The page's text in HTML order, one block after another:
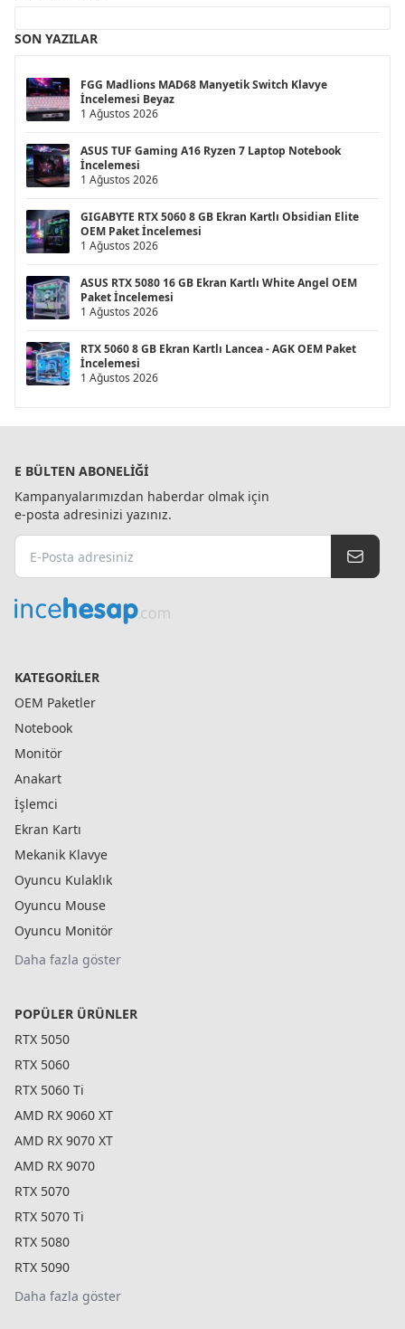
SON YAZILAR
FGG Madlions MAD68 Manyetik Switch Klavye
İncelemesi Beyaz
1 Ağustos 2026
ASUS TUF Gaming A16 Ryzen 7 Laptop Notebook
İncelemesi
1 Ağustos 2026
GIGABYTE RTX 5060 8 GB Ekran Kartlı Obsidian Elite
OEM Paket İncelemesi
1 Ağustos 2026
ASUS RTX 5080 16 GB Ekran Kartlı White Angel OEM
Paket İncelemesi
1 Ağustos 2026
RTX 5060 8 GB Ekran Kartlı Lancea - AGK OEM Paket
İncelemesi
1 Ağustos 2026
E BÜLTEN ABONELIĞI
Kampanyalarımızdan haberdar olmak için
e-posta adresinizi yazınız.
KATEGORILER
OEM Paketler
Notebook
Monitör
Anakart
İşlemci
Ekran Kartı
Mekanik Klavye
Oyuncu Kulaklık
Oyuncu Mouse
Oyuncu Monitör
Daha fazla göster
POPÜLER ÜRÜNLER
RTX 5050
RTX 5060
RTX 5060 Ti
AMD RX 9060 XT
AMD RX 9070 XT
AMD RX 9070
RTX 5070
RTX 5070 Ti
RTX 5080
RTX 5090
Daha fazla göster